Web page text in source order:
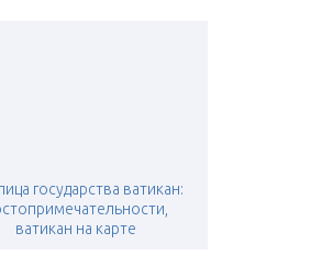
государства ватикан:
ватикан на карте